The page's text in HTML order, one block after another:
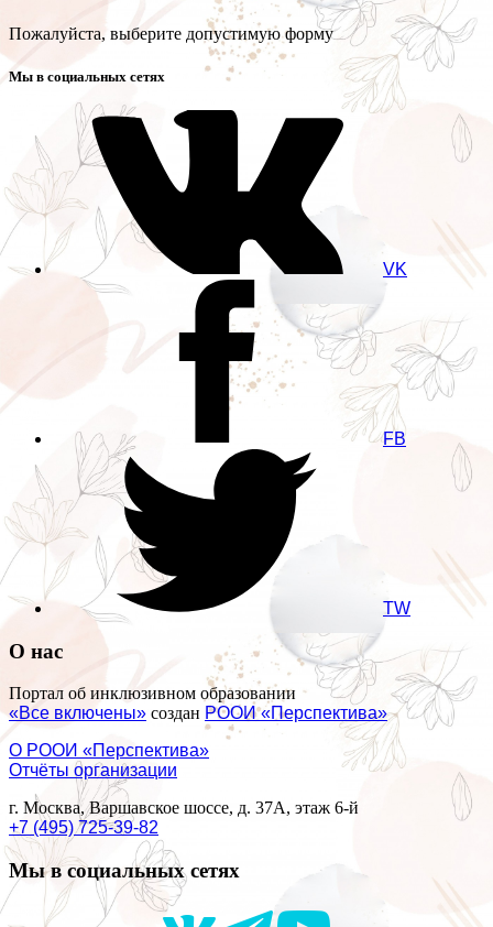
Пожалуйста, выберите допустимую форму
Мы в социальных сетях
VK
FB
TW
О нас
Портал об инклюзивном образовании
«Все включены» создан РООИ «Перспектива»
О РООИ «Перспектива»
Отчёты организации
г. Москва, Варшавское шоссе, д. 37А, этаж 6-й
+7 (495) 725-39-82
Мы в социальных сетях